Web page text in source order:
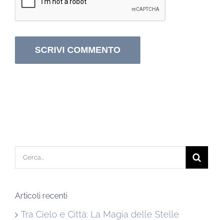
Cerca
per:
Articoli recenti
Tra Cielo e Città: La Magia delle Stelle